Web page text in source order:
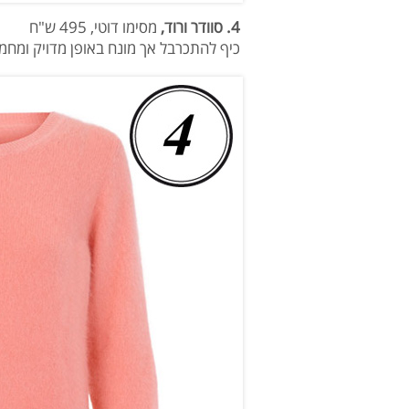
4. סוודר ורוד,
מסימו דוטי, 495 ש"ח
כיף להתכרבל אך מונח באופן מדויק